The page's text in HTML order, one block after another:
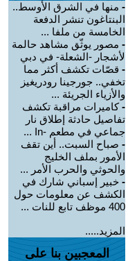
- منها في الشرق الأوسط..
البنتاغون تنشر الدفعة
الخامسة من ملفا ...
- مصور يوثّق مشاهد حالمة
لأشجار -الشعلة- في دبي
- قصّات تكشف أكثر مما
تخفي.. جورجينا رودريغيز
والأزياء الجريئة ...
-كاميرات مراقبة تكشف
تفاصيل حادثة إطلاق نار
جماعي في مطعم -In ...
- صباح السبت.. أين تقف
الأمور بملف الخليج
والحوثي والحرب الأمر ...
- خبير إسباني شارك في
الكشف عن معلومات حول
400 موظف تابع للنات ...
المزيد.....
المعجبين بنا على